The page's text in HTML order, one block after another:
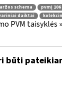
schema pvmį
daiktai
PVM
būti